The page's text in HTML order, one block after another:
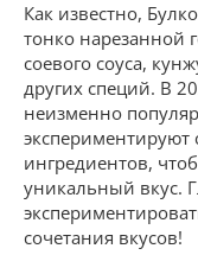
Как известно,
тонко нарезанной
соевого соуса,
других специй. В
неизменно
ингредиентов,
уникальный вкус.
сочетания вкусов!